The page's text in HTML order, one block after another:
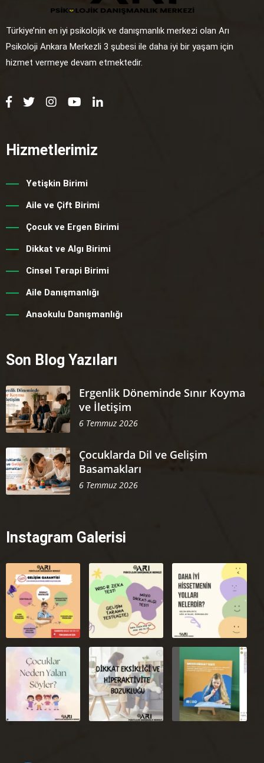
Türkiye’nin en iyi psikolojik ve danışmanlık merkezi olan Arı
Psikoloji Ankara Merkezli 3 şubesi ile daha iyi bir yaşam için
hizmet vermeye devam etmektedir.
Hizmetlerimiz
Yetişkin Birimi
Aile ve Çift Birimi
Çocuk ve Ergen Birimi
Dikkat ve Algı Birimi
Cinsel Terapi Birimi
Aile Danışmanlığı
Anaokulu Danışmanlığı
Son Blog Yazıları
Ergenlik Döneminde Sınır Koyma
ve İletişim
6 Temmuz 2026
Çocuklarda Dil ve Gelişim
Basamakları
6 Temmuz 2026
Instagram Galerisi